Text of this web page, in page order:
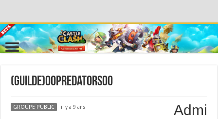
(Guilde)00Predators00
Admi
GROUPE PUBLIC il y a 9 ans